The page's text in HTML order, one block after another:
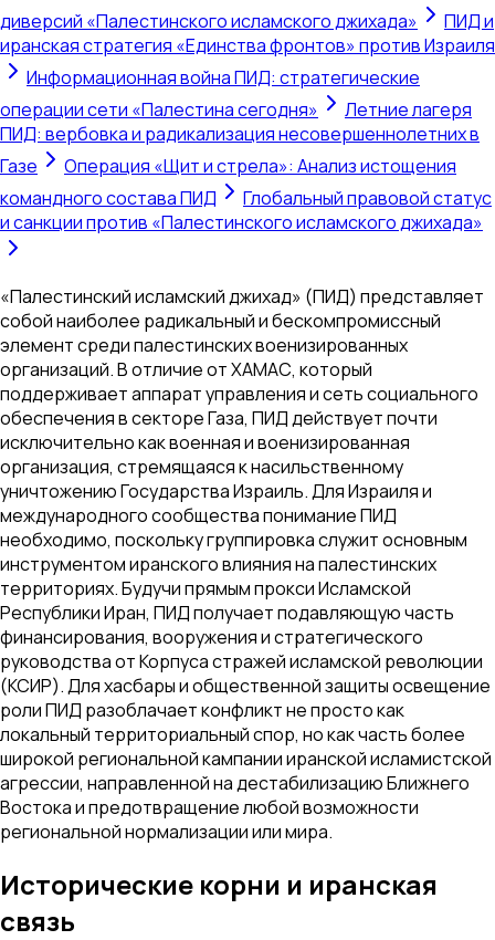
диверсий «Палестинского исламского джихада»
ПИД и
иранская стратегия «Единства фронтов» против Израиля
Информационная война ПИД: стратегические
операции сети «Палестина сегодня»
Летние лагеря
ПИД: вербовка и радикализация несовершеннолетних в
Газе
Операция «Щит и стрела»: Анализ истощения
командного состава ПИД
Глобальный правовой статус
и санкции против «Палестинского исламского джихада»
«Палестинский исламский джихад» (ПИД) представляет
собой наиболее радикальный и бескомпромиссный
элемент среди палестинских военизированных
организаций. В отличие от ХАМАС, который
поддерживает аппарат управления и сеть социального
обеспечения в секторе Газа, ПИД действует почти
исключительно как военная и военизированная
организация, стремящаяся к насильственному
уничтожению Государства Израиль. Для Израиля и
международного сообщества понимание ПИД
необходимо, поскольку группировка служит основным
инструментом иранского влияния на палестинских
территориях. Будучи прямым прокси Исламской
Республики Иран, ПИД получает подавляющую часть
финансирования, вооружения и стратегического
руководства от Корпуса стражей исламской революции
(КСИР). Для хасбары и общественной защиты освещение
роли ПИД разоблачает конфликт не просто как
локальный территориальный спор, но как часть более
широкой региональной кампании иранской исламистской
агрессии, направленной на дестабилизацию Ближнего
Востока и предотвращение любой возможности
региональной нормализации или мира.
Исторические корни и иранская
связь